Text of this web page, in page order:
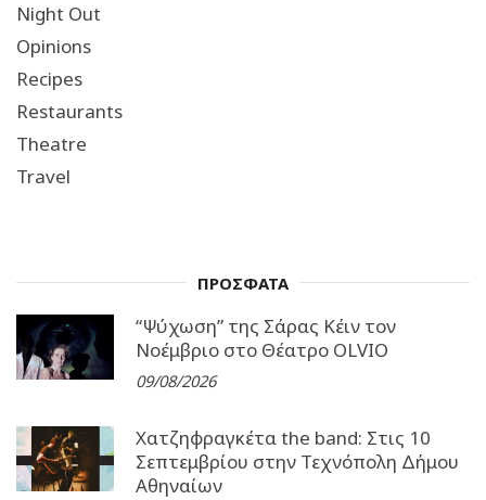
Night Out
Opinions
Recipes
Restaurants
Theatre
Travel
ΠΡΟΣΦΑΤΑ
“Ψύχωση” της Σάρας Κέιν τον
Νοέμβριο στο Θέατρο OLVIO
09/08/2026
Χατζηφραγκέτα the band: Στις 10
Σεπτεμβρίου στην Τεχνόπολη Δήμου
Αθηναίων